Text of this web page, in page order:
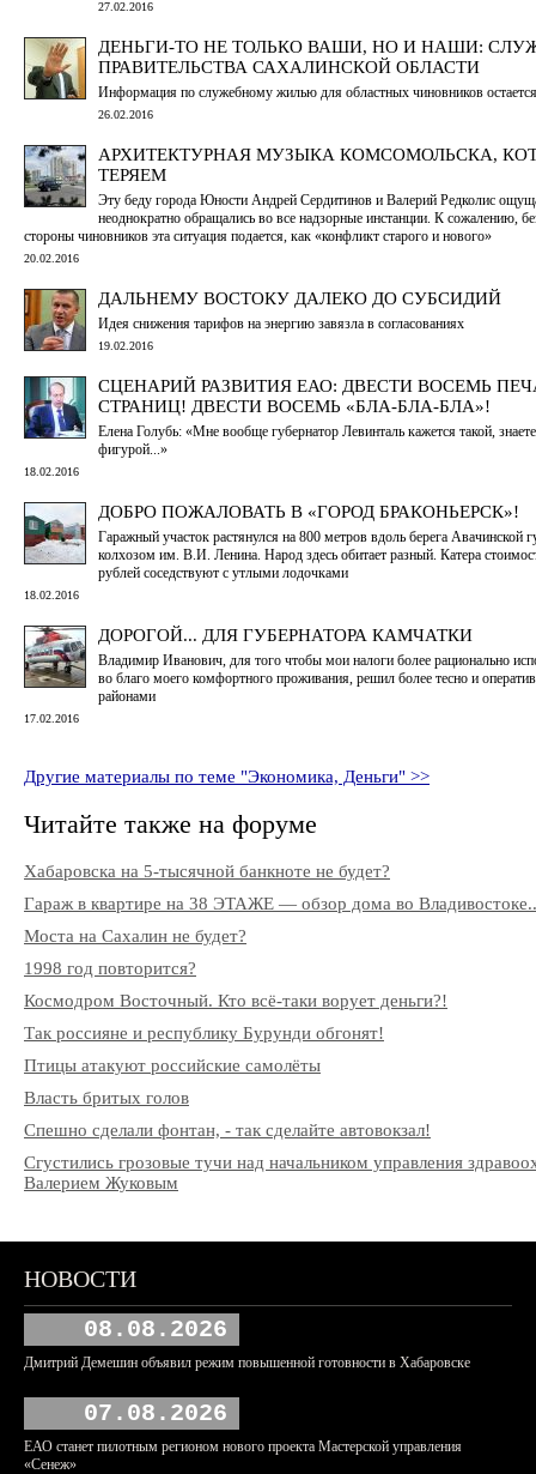
27.02.2016
ДЕНЬГИ-ТО НЕ ТОЛЬКО ВАШИ, НО И НАШИ:
ПРАВИТЕЛЬСТВА САХАЛИНСКОЙ ОБЛАСТИ
Информация по служебному жилью для областных чиновников
26.02.2016
АРХИТЕКТУРНАЯ МУЗЫКА КОМСОМОЛЬСКА,
ТЕРЯЕМ
Эту беду города Юности Андрей Сердитинов и Валерий Редколис
неоднократно обращались во все надзорные инстанции. К сожалению,
стороны чиновников эта ситуация подается, как «конфликт старого и нового»
20.02.2016
ДАЛЬНЕМУ ВОСТОКУ ДАЛЕКО ДО СУБСИДИЙ
Идея снижения тарифов на энергию завязла в согласованиях
19.02.2016
СЦЕНАРИЙ РАЗВИТИЯ ЕАО: ДВЕСТИ ВОСЕМЬ
СТРАНИЦ! ДВЕСТИ ВОСЕМЬ «БЛА-БЛА-БЛА»!
Елена Голубь: «Мне вообще губернатор Левинталь кажется такой,
фигурой...»
18.02.2016
ДОБРО ПОЖАЛОВАТЬ В «ГОРОД БРАКОНЬЕРСК»!
Гаражный участок растянулся на 800 метров вдоль берега Авачинской
колхозом им. В.И. Ленина. Народ здесь обитает разный. Катера
рублей соседствуют с утлыми лодочками
18.02.2016
ДОРОГОЙ... ДЛЯ ГУБЕРНАТОРА КАМЧАТКИ
Владимир Иванович, для того чтобы мои налоги более рационально
во благо моего комфортного проживания, решил более тесно и
районами
17.02.2016
Другие материалы по теме "Экономика, Деньги" >>
Читайте также на форуме
Хабаровска на 5-тысячной банкноте не будет?
Гараж в квартире на 38 ЭТАЖЕ — обзор дома во
Моста на Сахалин не будет?
1998 год повторится?
Космодром Восточный. Кто всё-таки ворует деньги?!
Так россияне и республику Бурунди обгонят!
Птицы атакуют российские самолёты
Власть бритых голов
Спешно сделали фонтан, - так сделайте автовокзал!
Сгустились грозовые тучи над начальником управления
Валерием Жуковым
НОВОСТИ
08.08.2026
Дмитрий Демешин объявил режим повышенной готовности в Хабаровске
07.08.2026
ЕАО станет пилотным регионом нового проекта Мастерской управления
«Сенеж»